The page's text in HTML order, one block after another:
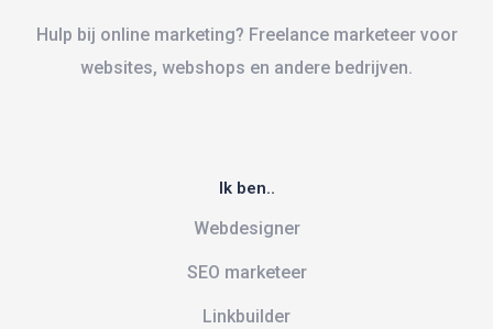
Hulp bij online marketing? Freelance marketeer voor
websites, webshops en andere bedrijven.
Ik ben..
Webdesigner
SEO marketeer
Linkbuilder